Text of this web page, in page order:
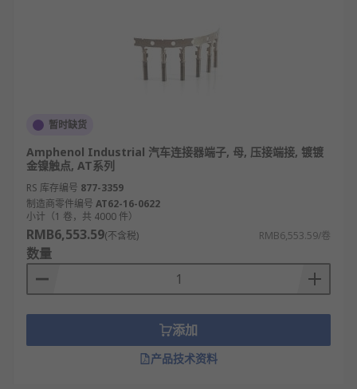
暂时缺货
Amphenol Industrial 汽车连接器端子, 母, 压接端接, 镀镀
金镍触点, AT系列
RS 库存编号 877-3359
制造商零件编号 AT62-16-0622
小计（1 卷，共 4000 件）
RMB6,553.59(不含税) RMB6,553.59/卷
数量
添加
产品技术资料